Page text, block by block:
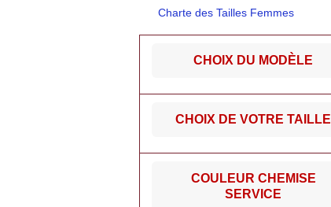
Charte des Tailles Femmes
CHOIX DU MODÈLE
CHOIX DE VOTRE TAILLE
COULEUR CHEMISE
SERVICE